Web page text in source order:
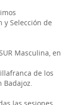
y Selección de
Masculina, en
de los
Badajoz.